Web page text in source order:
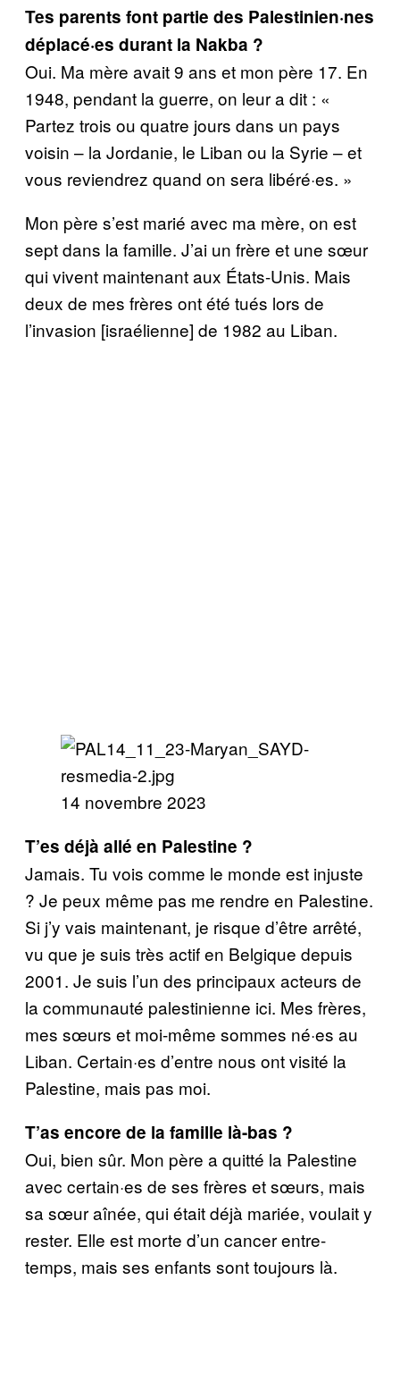
Tes parents font partie des Palestinien·nes
déplacé·es durant la Nakba ?
Oui. Ma mère avait 9 ans et mon père 17. En
1948, pendant la guerre, on leur a dit : «
Partez trois ou quatre jours dans un pays
voisin – la Jordanie, le Liban ou la Syrie – et
vous reviendrez quand on sera libéré·es. »
Mon père s’est marié avec ma mère, on est
sept dans la famille. J’ai un frère et une sœur
qui vivent maintenant aux États-Unis. Mais
deux de mes frères ont été tués lors de
l’invasion [israélienne] de 1982 au Liban.
14 novembre 2023
T’es déjà allé en Palestine ?
Jamais. Tu vois comme le monde est injuste
? Je peux même pas me rendre en Palestine.
Si j’y vais maintenant, je risque d’être arrêté,
vu que je suis très actif en Belgique depuis
2001. Je suis l’un des principaux acteurs de
la communauté palestinienne ici. Mes frères,
mes sœurs et moi-même sommes né·es au
Liban. Certain·es d’entre nous ont visité la
Palestine, mais pas moi.
T’as encore de la famille là-bas ?
Oui, bien sûr. Mon père a quitté la Palestine
avec certain·es de ses frères et sœurs, mais
sa sœur aînée, qui était déjà mariée, voulait y
rester. Elle est morte d’un cancer entre-
temps, mais ses enfants sont toujours là.